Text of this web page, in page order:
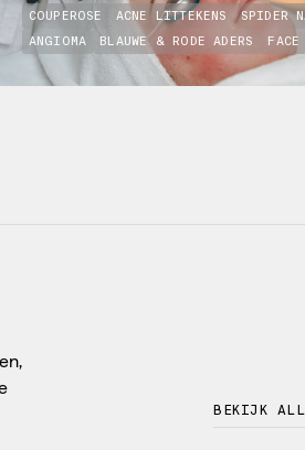
COUPEROSE ACNE LITTEKENS
SPIDER
ANGIOMA
BLAUWE & RODE ADERS FACE
BEKIJK